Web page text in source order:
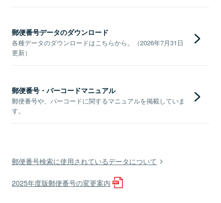
郵便番号データのダウンロード
各種データのダウンロードはこちらから。（2026年7月31日
更新）
郵便番号・バーコードマニュアル
郵便番号や、バーコードに関するマニュアルを掲載していま
す。
郵便番号検索に使用されているデータについて
2025年度版郵便番号の変更案内